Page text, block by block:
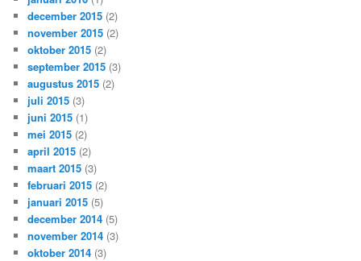
december 2015 (2)
november 2015 (2)
oktober 2015 (2)
september 2015 (3)
augustus 2015 (2)
juli 2015 (3)
juni 2015 (1)
mei 2015 (2)
april 2015 (2)
maart 2015 (3)
februari 2015 (2)
januari 2015 (5)
december 2014 (5)
november 2014 (3)
oktober 2014 (3)